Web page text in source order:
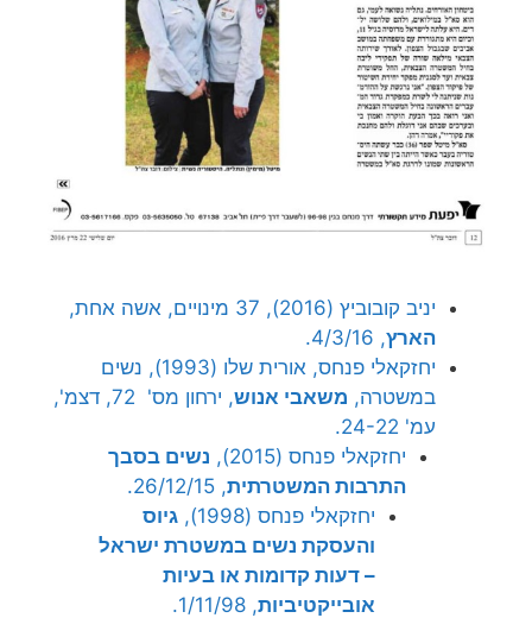
יניב קובוביץ (2016), 37 מינויים, אשה אחת,
הארץ, 4/3/16.
יחזקאלי פנחס, אורית שלו (1993), נשים
במשטרה,משאבי אנוש
, ירחון מס' 72, דצמ',
עמ' 24-22.
יחזקאלי פנחס (2015),
נשים בסבך
התרבות המשטרתית, 26/12/15.
יחזקאלי פנחס (1998),
גיוס
והעסקת נשים במשטרת ישראל
– דעות קדומות או בעיות
אובייקטיביות, 1/11/98.